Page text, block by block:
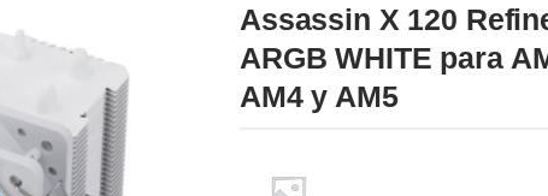
Assassin X 120
ARGB WHITE para
AM4 y AM5